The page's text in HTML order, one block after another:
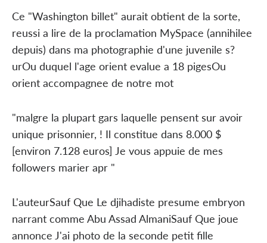
Ce "Washington billet" aurait obtient de la sorte,
reussi a lire de la proclamation MySpace (annihilee
depuis) dans ma photographie d'une juvenile s?
urOu duquel l'age orient evalue a 18 pigesOu
orient accompagnee de notre mot
"malgre la plupart gars laquelle pensent sur avoir
unique prisonnier, ! Il constitue dans 8.000 $
[environ 7.128 euros] Je vous appuie de mes
followers marier apr "
L'auteurSauf Que Le djihadiste presume embryon
narrant comme Abu Assad AlmaniSauf Que joue
annonce J'ai photo de la seconde petit fille